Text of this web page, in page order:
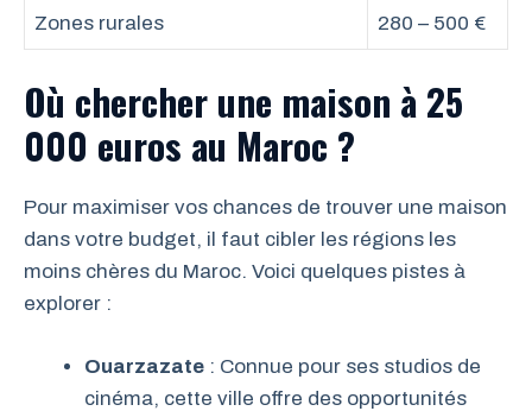
Zones rurales 280 – 500 €
Où chercher une maison à 25
000 euros au Maroc ?
Pour maximiser vos chances de trouver une maison
dans votre budget, il faut cibler les régions les
moins chères du Maroc. Voici quelques pistes à
explorer :
Ouarzazate : Connue pour ses studios de
cinéma, cette ville offre des opportunités